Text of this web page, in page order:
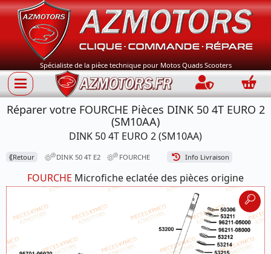
Spécialiste de la pièce technique pour Motos Quads Scooters
Connection
Réparer votre FOURCHE Pièces DINK 50 4T EURO 2
(SM10AA)
DINK 50 4T EURO 2 (SM10AA)
⟪Retour DINK 50 4T E2 FOURCHE Info Livraison
FOURCHE Microfiche eclatée des pièces origine